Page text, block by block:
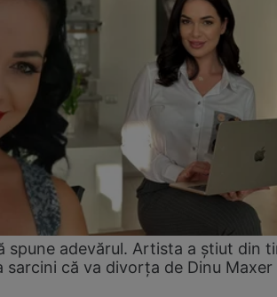
spune adevărul. Artista a știut din
sarcini că va divorța de Dinu Maxer